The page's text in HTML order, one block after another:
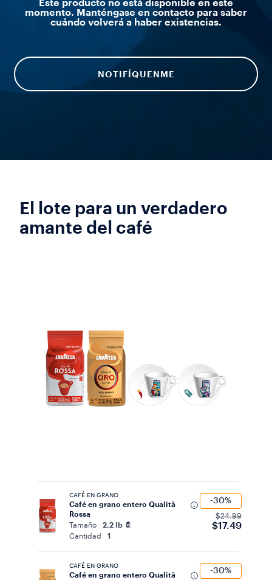
Este producto no está disponible en este
momento. Manténgase en contacto para saber
cuándo volverá a haber existencias.
NOTIFÍQUENME
El lote para un verdadero
amante del café
CAFÉ EN GRANO
Café en grano entero Qualità
Rossa
Tamaño
2.2 lb
Cantidad
1
-30%
$24.99
$17.49
CAFÉ EN GRANO
Café en grano entero Qualità
-30%